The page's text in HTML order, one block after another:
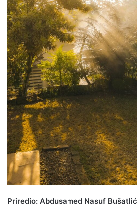
Priredio: Abdusamed Nasuf Bušatlić